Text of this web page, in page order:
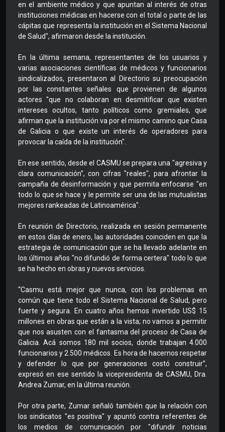
en el ambiente médico y que apuntan al interés de otras
instituciones médicas en hacerse con el total o parte de las
cápitas que representa la institución en el Sistema Nacional
de Salud", afirmaron desde la institución.
En la última semana, representantes de los usuarios y
varias asociaciones científicas de médicos y funcionarios
sindicalizados, presentaron al Directorio su preocupación
por las constantes señales que provienen de algunos
actores "que no colaboran en desmitificar que existen
intereses ocultos, tanto políticos como gremiales, que
afirman que la institución va por el mismo camino que Casa
de Galicia o que existe un interés de operadores para
provocar la caída de la institución".
En ese sentido, desde el CASMU se prepara una "agresiva y
clara comunicación", con cifras "reales", para afrontar la
campaña de desinformación y que permita enfocarse "en
todo lo que se hace y le permite ser una de las mutualistas
mejores rankeadas de Latinoamérica".
En reunión de Directorio, realizada en sesión permanente
en estos días de enero, las autoridades coinciden en que la
estrategia de comunicación que se ha llevado adelante en
los últimos años "no difundió de forma certera" todo lo que
se ha hecho en obras y nuevos servicios.
“Casmu está mejor que nunca, con los problemas en
común que tiene todo el Sistema Nacional de Salud, pero
fuerte y segura. En cuatro años hemos invertido US$ 15
millones en obras que están a la vista; no vamos a permitir
que nos asusten con el fantasma del proceso de Casa de
Galicia. Acá somos 180 mil socios, donde trabajan 4.000
funcionarios y 2.500 médicos. Es hora de hacernos respetar
y defender lo que por generaciones costó construir”,
expresó en ese sentido la vicepresidenta de CASMU, Dra.
Andrea Zumar, en la última reunión.
Por otra parte, Zumar señaló también que la relación con
los sindicatos "es positiva" y apuntó contra referentes de
los medios de comunicación por "difundir noticias